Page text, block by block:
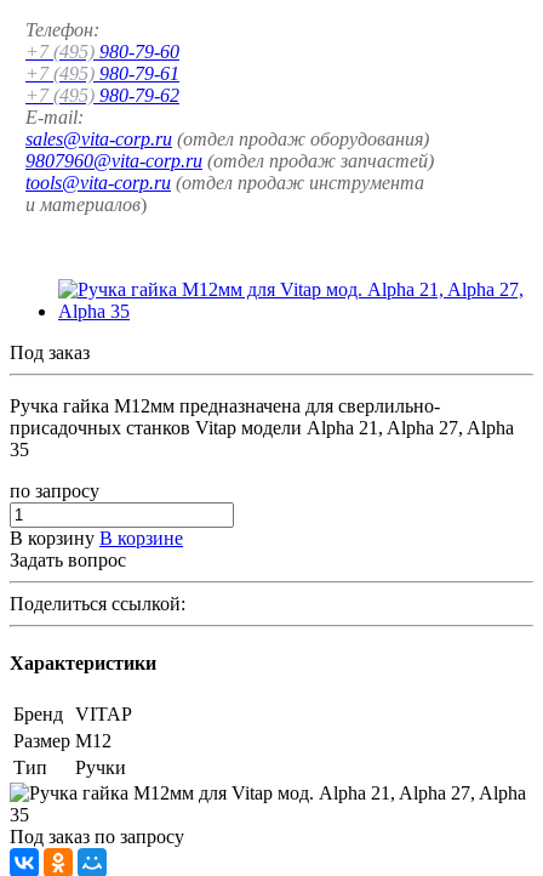
Телефон:
+7 (495) 980-79-60
+7 (495) 980-79-61
+7 (495) 980-79-62
E-mail:
sales@vita-corp.ru (отдел продаж оборудования)
9807960@vita-corp.ru (отдел продаж запчастей)
tools@vita-corp.ru (отдел продаж инструмента
и материалов)
Под заказ
Ручка гайка M12мм предназначена для сверлильно-
присадочных станков Vitap модели Alpha 21, Alpha 27, Alpha
35
по запросу
В корзину В корзине
Задать вопрос
Поделиться ссылкой:
Характеристики
Бренд VITAP
Размер M12
Тип
Ручки
Под заказ по запросу